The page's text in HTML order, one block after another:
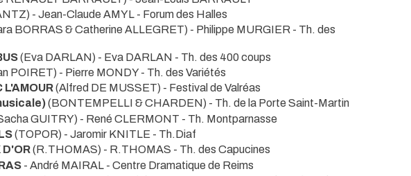
- Jean-Claude AMYL - Forum des Halles
BORRAS & Catherine ALLEGRET) - Philippe MURGIER - Th. des
(Eva DARLAN) - Eva DARLAN - Th. des 400 coups
POIRET) - Pierre MONDY- Th. des Variétés
L'AMOUR(Alfred DE MUSSET) - Festival de Valréas
(BONTEMPELLI & CHARDEN) - Th. de la Porte Saint-Martin
GUITRY) - René CLERMONT - Th. Montparnasse
(TOPOR) - Jaromir KNITLE - Th.Diaf
D'OR(R.THOMAS) - R.THOMAS - Th. des Capucines
- André MAIRAL - Centre Dramatique de Reims